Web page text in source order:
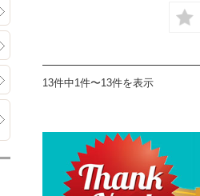
13件中1件〜13件を表示